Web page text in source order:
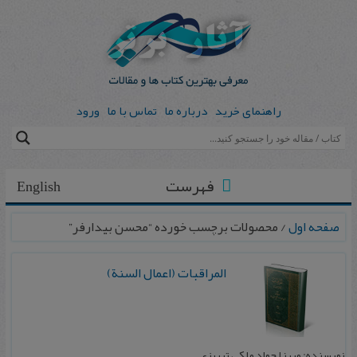
راهنمای خرید درباره ما تماس با ما ورود
English فهرست
صفحه اول/ محصولات برچسب خورده “محسن بیدارفر”
المراقبات (اعمال السنة)